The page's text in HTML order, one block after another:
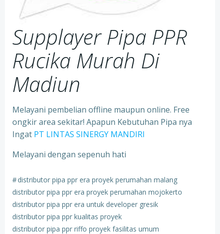
Supplayer Pipa PPR
Rucika Murah Di
Madiun
Melayani pembelian offline maupun online. Free
ongkir area sekitar! Apapun Kebutuhan Pipa nya
Ingat PT LINTAS SINERGY MANDIRI
Melayani dengan sepenuh hati
#distributor pipa ppr era proyek perumahan malang
distributor pipa ppr era proyek perumahan mojokerto
distributor pipa ppr era untuk developer gresik
distributor pipa ppr kualitas proyek
distributor pipa ppr riffo proyek fasilitas umum